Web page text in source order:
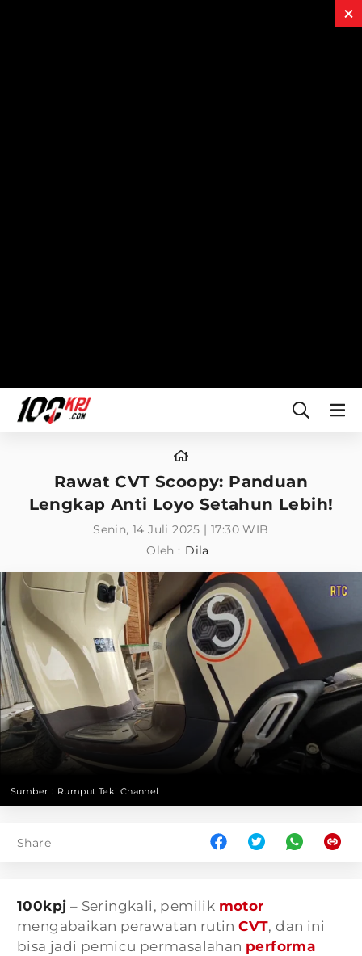
Rawat CVT Scoopy: Panduan
Lengkap Anti Loyo Setahun Lebih!
Senin, 14 Juli 2025 | 17:30 WIB
Oleh : Dila
Sumber : Rumput Teki Channel
Share
100kpj – Seringkali, pemilik motor
mengabaikan perawatan rutinCVT, dan ini
bisa jadi pemicu permasalahan performa